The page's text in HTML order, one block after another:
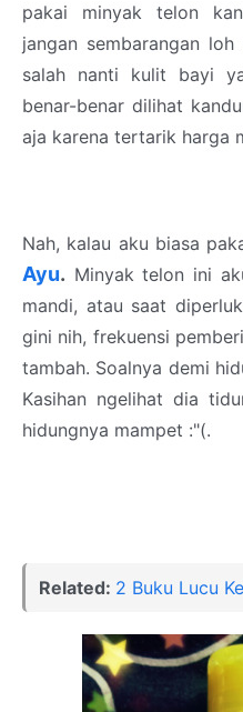
pakai minyak telon
jangan sembarangan
salah nanti kulit bayi
benar-benar dilihat
aja karena tertarik harga
Nah, kalau aku biasa
Ayu. Minyak telon ini
mandi, atau saat
gini nih, frekuensi
tambah. Soalnya demi
Kasihan ngelihat dia
hidungnya mampet :"(.
Related: 2 Buku Lucu